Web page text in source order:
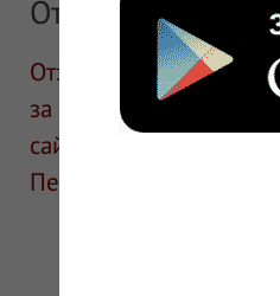
Отзывы
Отзывы размещают
за информацию в
сайте для
Перед применением